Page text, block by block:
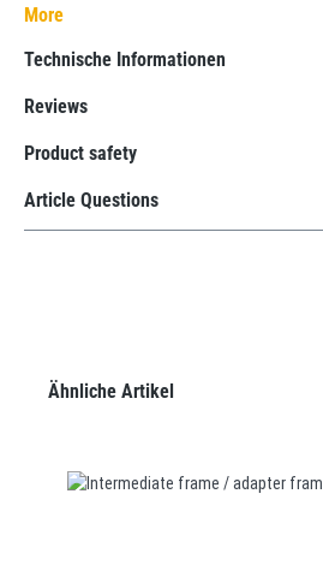
More
Technische Informationen
Reviews
Product safety
Article Questions
Skip product gallery
Ähnliche Artikel